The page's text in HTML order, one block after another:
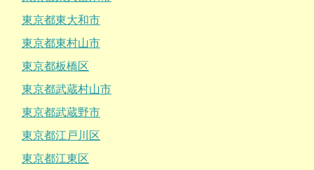
東京都東大和市
東京都東村山市
東京都板橋区
東京都武蔵村山市
東京都武蔵野市
東京都江戸川区
東京都江東区